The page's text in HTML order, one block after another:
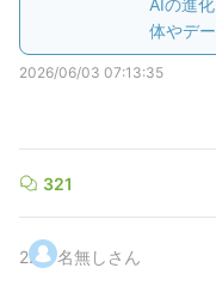
AIの進
体やデ
2026/06/03 07:13:35
321
2. 名無しさん